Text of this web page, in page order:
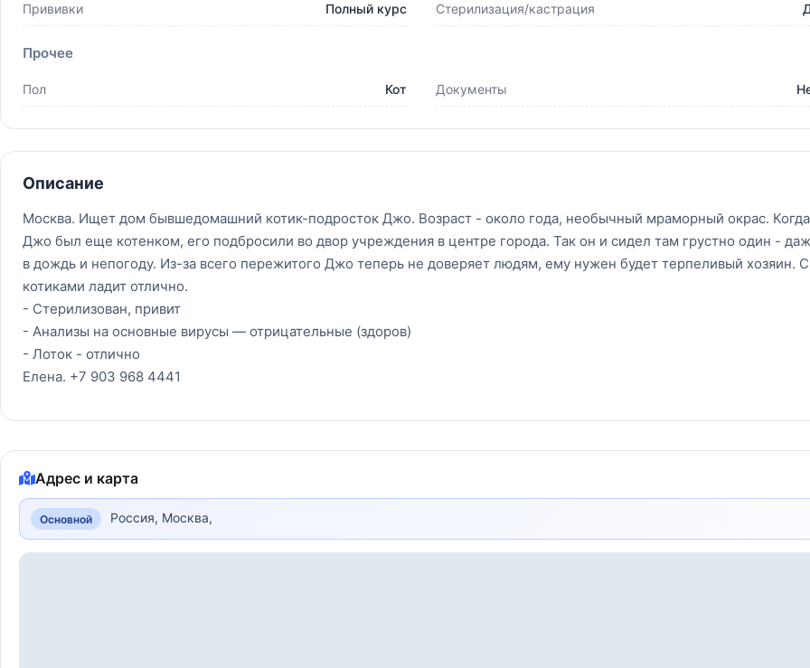
Прививки Полный курс Стерилизация/кастрация
Прочее
Пол Кот Документы
Описание
Москва. Ищет дом бывшедомашний котик-подросток Джо. Возраст - около года, необычный мраморный окрас. Когда
Джо был еще котенком, его подбросили во двор учреждения в центре города. Так он и сидел там грустно один -
в дождь и непогоду. Из-за всего пережитого Джо теперь не доверяет людям, ему нужен будет терпеливый хозяин. С
котиками ладит отлично.
- Стерилизован, привит
- Анализы на основные вирусы — отрицательные (здоров)
- Лоток - отлично
Елена. +7 903 968 4441
Адрес и карта
Основной Россия, Москва,